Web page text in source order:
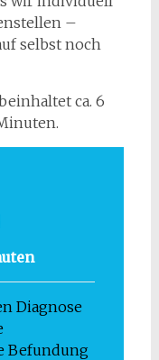
–
selbst noch
ca. 6
Diagnose
Befundung